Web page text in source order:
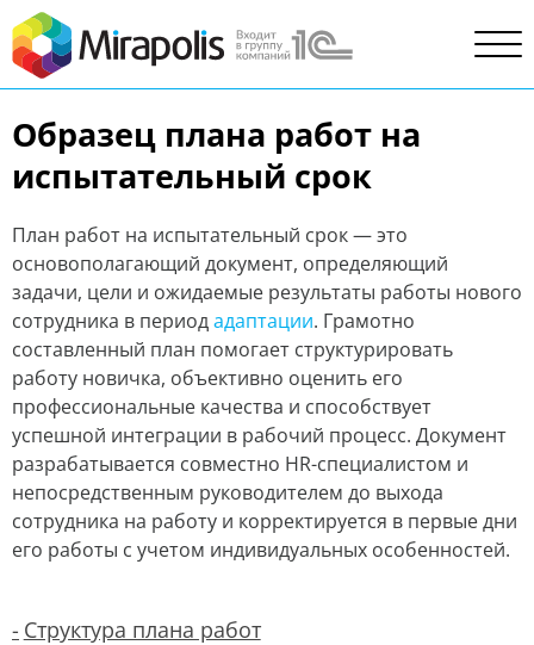
Образец плана работ на
испытательный срок
План работ на испытательный срок — это
основополагающий документ, определяющий
задачи, цели и ожидаемые результаты работы нового
сотрудника в периодадаптации. Грамотно
составленный план помогает структурировать
работу новичка, объективно оценить его
профессиональные качества и способствует
успешной интеграции в рабочий процесс. Документ
разрабатывается совместно HR-специалистом и
непосредственным руководителем до выхода
сотрудника на работу и корректируется в первые дни
его работы с учетом индивидуальных особенностей.
Структура плана работ